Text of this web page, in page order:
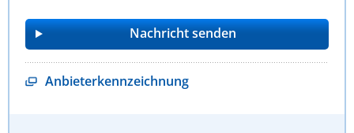
Anbieterkennzeichnung